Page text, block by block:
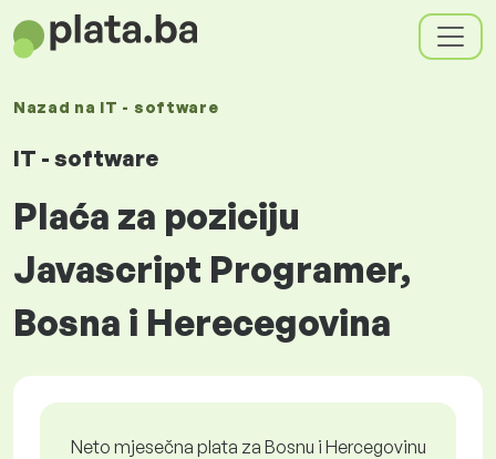
Nazad na IT - software
IT - software
Plaća za poziciju
Javascript Programer,
Bosna i Herecegovina
Neto mjesečna plata za Bosnu i Hercegovinu